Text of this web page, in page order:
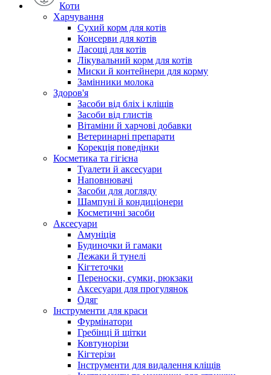
Коти
Харчування
Сухий корм для котів
Консерви для котів
Ласощі для котів
Лікувальний корм для котів
Миски й контейнери для корму
Замінники молока
Здоров'я
Засоби від бліх і кліщів
Засоби від глистів
Вітаміни й харчові добавки
Ветеринарні препарати
Корекція поведінки
Косметика та гігієна
Туалети й аксесуари
Наповнювачі
Засоби для догляду
Шампуні й кондиціонери
Косметичні засоби
Аксесуари
Амуніція
Будиночки й гамаки
Лежаки й тунелі
Кігтеточки
Переноски, сумки, рюкзаки
Аксесуари для прогулянок
Одяг
Інструменти для краси
Фурмінатори
Гребінці й щітки
Ковтунорізи
Кігтерізи
Інструменти для видалення кліщів